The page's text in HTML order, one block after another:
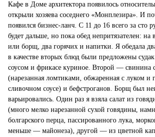
Кафе в Доме архитектора появилось
открыли хозяева соседнего «Монплезира». И
появился бизнес-ланч. С 11 до 16 всего за сто
будет дальше, но пока обед непритязателен: на
или борщ, два горячих и напитки. Я обедала
в качестве вторых блюд были предложены
соусом и фрикасе куриное. Второй — свинина
(нарезанная ломтиками, обжаренная с луком и
сливочном соусе) и бефстроганов. Борщ был
варьировались. Один раз я взяла салат из
(много мелко нарезанной сухой говядины,
болгарского перца, пассированного лука,
меньше — майонеза), другой — из цветной